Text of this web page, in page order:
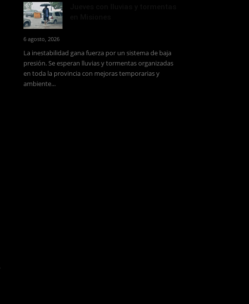
6 agosto, 2026
La inestabilidad gana fuerza por un sistema de baja
presión. Se esperan lluvias y tormentas organizadas
en toda la provincia con mejoras temporarias y
ambiente...